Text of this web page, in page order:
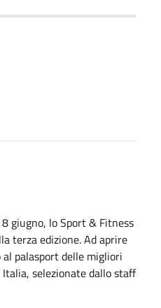
giugno, lo Sport & Fitness
terza edizione. Ad aprire
al palasport delle migliori
selezionate dallo staff